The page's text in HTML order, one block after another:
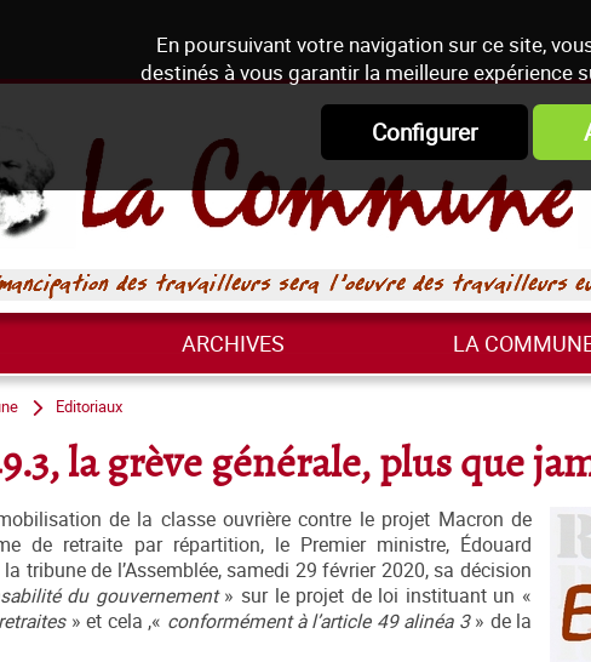
En poursuivant votre navigation sur ce site,
destinés à vous garantir la meilleure expérience
Configurer
ARCHIVES LA
Editoriaux
la grève générale, plus que
de la classe ouvrière contre le projet Macron de
de retraite par répartition, le Premier ministre, Édouard
tribune de l’Assemblée, samedi 29 février 2020, sa décision
du gouvernement» sur le projet de loi instituant un «
» et cela ,« conformément à l’article 49 alinéa 3» de la